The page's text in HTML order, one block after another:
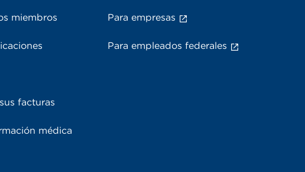
miembros
facturas
médica
Para empresas
Para empleados federales